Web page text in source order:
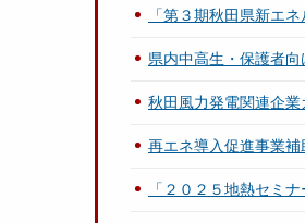
「第３期秋田県新エ
県内中高生・保護者
秋田風力発電関連企
再エネ導入促進事業
「２０２５地熱セミ